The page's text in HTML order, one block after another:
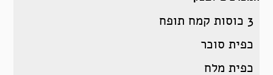
3 כוסות קמח תופח
כפית סוכר
כפית מלח